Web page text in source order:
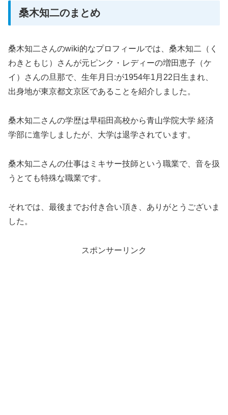
桑木知二のまとめ
桑木知二さんのwiki的なプロフィールでは、桑木知二（く
わきともじ）さんが元ピンク・レディーの増田恵子（ケ
イ）さんの旦那で、生年月日:が1954年1月22日生まれ、
出身地が東京都文京区であることを紹介しました。
桑木知二さんの学歴は早稲田高校から青山学院大学 経済
学部に進学しましたが、大学は退学されています。
桑木知二さんの仕事はミキサー技師という職業で、音を扱
うとても特殊な職業です。
それでは、最後までお付き合い頂き、ありがとうございま
した。
スポンサーリンク